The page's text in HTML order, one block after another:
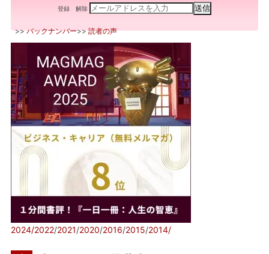
登録 解除
>>バックナンバー>>読者の声
2024/2022/2021/2020/2016/2015/2014/